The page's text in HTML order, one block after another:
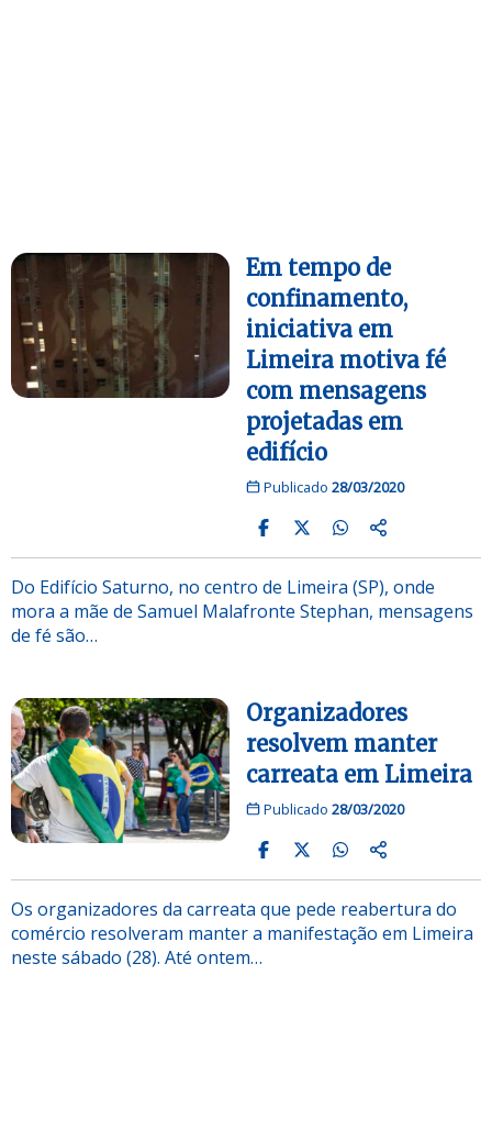
Em tempo de
confinamento,
iniciativa em
Limeira motiva fé
com mensagens
projetadas em
edifício
Publicado 28/03/2020
Do Edifício Saturno, no centro de Limeira (SP), onde
mora a mãe de Samuel Malafronte Stephan, mensagens
de fé são…
Organizadores
resolvem manter
carreata em Limeira
Publicado 28/03/2020
Os organizadores da carreata que pede reabertura do
comércio resolveram manter a manifestação em Limeira
neste sábado (28). Até ontem…